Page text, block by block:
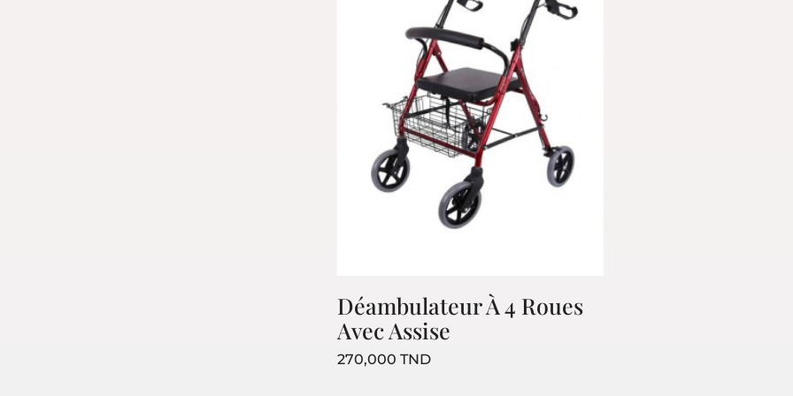
Déambulateur À 4 Roues
Avec Assise
270,000 TNDPrix
PRODUITS
Promotions
NOTRE SOCIÉTÉ